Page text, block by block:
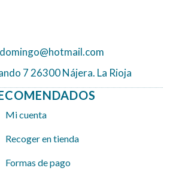
7 26300 Nájera. La Rioja
Mi cuenta
Recoger en tienda
Formas de pago